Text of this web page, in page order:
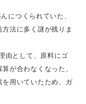
につくられていた、
法に多く謎が残りま
由として、原料にゴ
が合わなくなった、
を用いていたため、ガ